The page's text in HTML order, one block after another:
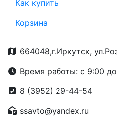
Как купить
Корзина
664048,г.Иркутск,
Время работы: с 9:00
8 (3952) 29-44-54
ssavto@yandex.ru